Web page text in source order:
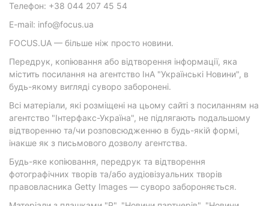
Телефон: +38 044 207 45 54
E-mail: info@focus.ua
FOCUS.UA — більше ніж просто новини.
Передрук, копіювання або відтворення інформації, яка
містить посилання на агентство ІнА "Українські Новини", в
будь-якому вигляді суворо заборонені.
Всі матеріали, які розміщені на цьому сайті з посиланням на
агентство "Інтерфакс-Україна", не підлягають подальшому
відтворенню та/чи розповсюдженню в будь-якій формі,
інакше як з письмового дозволу агентства.
Будь-яке копіювання, передрук та відтворення
фотографічних творів та/або аудіовізуальних творів
правовласника Getty Images — суворо забороняється.